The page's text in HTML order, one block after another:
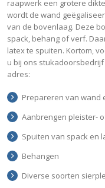
raapwerk een grotere
wordt de wand
van de bovenlaag. Deze
spack, behang of verf.
latex te spuiten. Kortom,
u bij ons
adres:
Prepareren van wand
Aanbrengen pleister-
Spuiten van spack en
Behangen
Diverse soorten